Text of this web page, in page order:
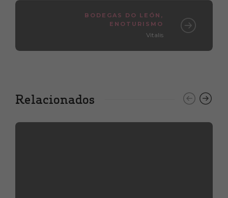
BODEGAS DO LEÓN ,
ENOTURISMO
Vitalis
Relacionados